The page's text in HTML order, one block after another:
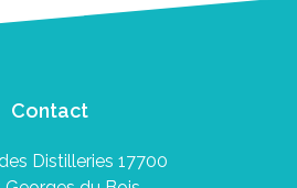
Contact
Distilleries 17700